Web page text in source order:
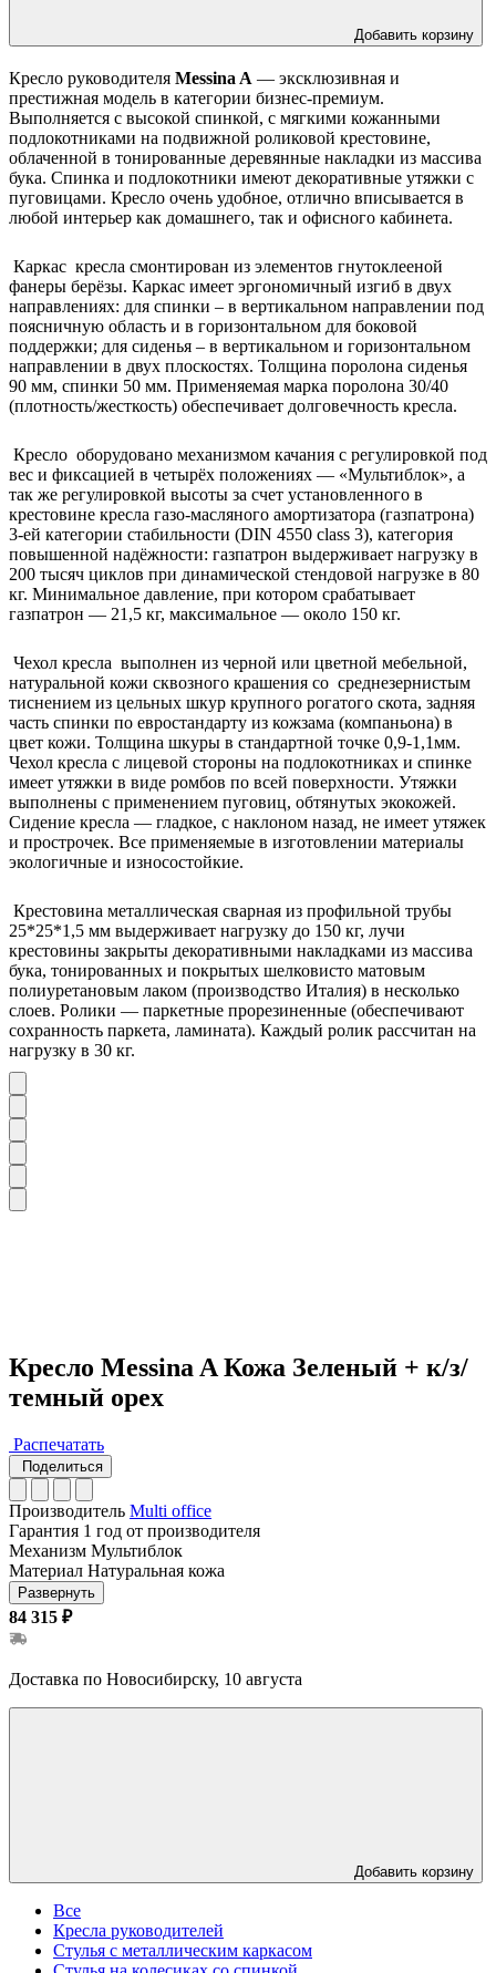
Добавить корзину
Кресло руководителя Messina A — эксклюзивная и
престижная модель в категории бизнес-премиум.
Выполняется с высокой спинкой, с мягкими кожанными
подлокотниками на подвижной роликовой крестовине,
облаченной в тонированные деревянные накладки из массива
бука. Спинка и подлокотники имеют декоративные утяжки с
пуговицами. Кресло очень удобное, отлично вписывается в
любой интерьер как домашнего, так и офисного кабинета.
Каркас кресла смонтирован из элементов гнутоклееной
фанеры берёзы. Каркас имеет эргономичный изгиб в двух
направлениях: для спинки – в вертикальном направлении под
поясничную область и в горизонтальном для боковой
поддержки; для сиденья – в вертикальном и горизонтальном
направлении в двух плоскостях. Толщина поролона сиденья
90 мм, спинки 50 мм. Применяемая марка поролона 30/40
(плотность/жесткость) обеспечивает долговечность кресла.
Кресло оборудовано механизмом качания с регулировкой под
вес и фиксацией в четырёх положениях — «Мультиблок», а
так же регулировкой высоты за счет установленного в
крестовине кресла газо-масляного амортизатора (газпатрона)
3-ей категории стабильности (DIN 4550 class 3), категория
повышенной надёжности: газпатрон выдерживает нагрузку в
200 тысяч циклов при динамической стендовой нагрузке в 80
кг. Минимальное давление, при котором срабатывает
газпатрон — 21,5 кг, максимальное — около 150 кг.
Чехол кресла выполнен из черной или цветной мебельной,
натуральной кожи сквозного крашения со среднезернистым
тиснением из цельных шкур крупного рогатого скота, задняя
часть спинки по евростандарту из кожзама (компаньона) в
цвет кожи. Толщина шкуры в стандартной точке 0,9-1,1мм.
Чехол кресла с лицевой стороны на подлокотниках и спинке
имеет утяжки в виде ромбов по всей поверхности. Утяжки
выполнены с применением пуговиц, обтянутых экокожей.
Сидение кресла — гладкое, с наклоном назад, не имеет утяжек
и прострочек. Все применяемые в изготовлении материалы
экологичные и износостойкие.
Крестовина металлическая сварная из профильной трубы
25*25*1,5 мм выдерживает нагрузку до 150 кг, лучи
крестовины закрыты декоративными накладками из массива
бука, тонированных и покрытых шелковисто матовым
полиуретановым лаком (производство Италия) в несколько
слоев. Ролики — паркетные прорезиненные (обеспечивают
сохранность паркета, ламината). Каждый ролик рассчитан на
нагрузку в 30 кг.
Кресло Messina A Кожа Зеленый + к/з/
темный орех
Распечатать
Поделиться
Производитель Multi office
Гарантия 1 год от производителя
Механизм Мультиблок
Материал Натуральная кожа
Развернуть
84 315 ₽
Доставка по Новосибирску, 10 августа
Добавить корзину
Все
Кресла руководителей
Стулья с металлическим каркасом